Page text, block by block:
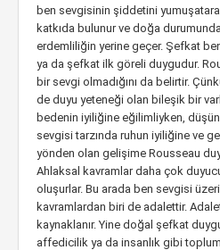
ben sevgisinin şiddetini
katkıda bulunur ve doğa
erdemliliğin yerine geçer. Şefkat
ya da şefkat ilk göreli duygudur.
bir sevgi olmadığını da belirtir.
de duyu yeteneği olan bileşik bir
bedenin iyiliğine eğilimliyken,
sevgisi tarzında ruhun iyiliğine ve
yönden olan gelişime Rousseau
Ahlaksal kavramlar daha çok
oluşurlar. Bu arada ben sevgisi
kavramlardan biri de adalettir.
kaynaklanır. Yine doğal şefkat
affedicilik ya da insanlık gibi